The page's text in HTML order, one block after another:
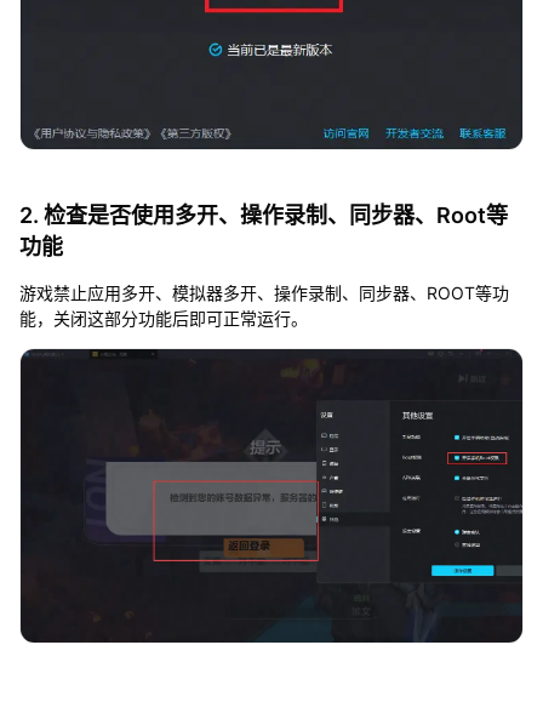
2. 检查是否使用多开、操作录制、同步器、Root等
功能
游戏禁止应用多开、模拟器多开、操作录制、同步器、ROOT等功
能，关闭这部分功能后即可正常运行。